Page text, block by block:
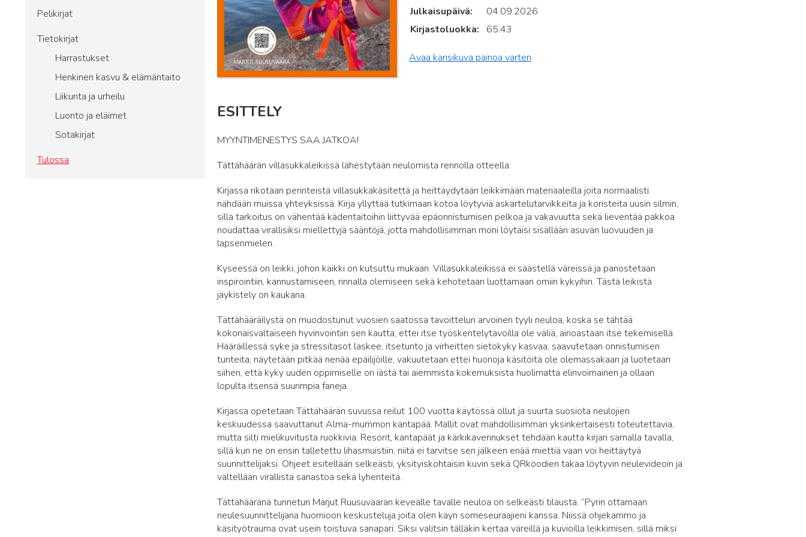
Pelikirjat
Tietokirjat
Harrastukset
Henkinen kasvu & elämäntaito
Liikunta ja urheilu
Luonto ja eläimet
Sotakirjat
Tulossa
Julkaisupäivä
04.09.2026
Kirjastoluokka
65.43
Avaa kansikuva painoa varten
ESITTELY
MYYNTIMENESTYS SAA JATKOA!
Tättähäärän villasukkaleikissä lähestytään neulomista rennolla otteella.
Kirjassa rikotaan perinteistä villasukkakäsitettä ja heittäydytään leikkimään materiaaleilla joita normaalisti
nähdään muissa yhteyksissä. Kirja yllyttää tutkimaan kotoa löytyviä askartelutarvikkeita ja koristeita uusin silmin,
sillä tarkoitus on vähentää kädentaitoihin liittyvää epäonnistumisen pelkoa ja vakavuutta sekä lieventää pakkoa
noudattaa virallisiksi miellettyjä sääntöjä, jotta mahdollisimman moni löytäisi sisällään asuvan luovuuden ja
lapsenmielen.
Kyseessä on leikki, johon kaikki on kutsuttu mukaan. Villasukkaleikissä ei säästellä väreissä ja panostetaan
inspirointiin, kannustamiseen, rinnalla olemiseen sekä kehotetaan luottamaan omiin kykyihin. Tästä leikistä
jäykistely on kaukana.
Tättähääräilystä on muodostunut vuosien saatossa tavoittelun arvoinen tyyli neuloa, koska se tähtää
kokonaisvaltaiseen hyvinvointiin sen kautta, ettei itse työskentelytavoilla ole väliä, ainoastaan itse tekemisellä.
Hääräillessä syke ja stressitasot laskee, itsetunto ja virheitten sietokyky kasvaa, saavutetaan onnistumisen
tunteita, näytetään pitkää nenää epäilijöille, vakuutetaan ettei huonoja käsitöitä ole olemassakaan ja luotetaan
siihen, että kyky uuden oppimiselle on iästä tai aiemmista kokemuksista huolimatta elinvoimainen ja ollaan
lopulta itsensä suurimpia faneja.
Kirjassa opetetaan Tättähäärän suvussa reilut 100 vuotta käytössä ollut ja suurta suosiota neulojien
keskuudessa saavuttanut Alma-mummon kantapää. Mallit ovat mahdollisimman yksinkertaisesti toteutettavia,
mutta silti mielikuvitusta ruokkivia. Resorit, kantapäät ja kärkikavennukset tehdään kautta kirjan samalla tavalla,
sillä kun ne on ensin talletettu lihasmuistiin, niitä ei tarvitse sen jälkeen enää miettiä vaan voi heittäytyä
suunnittelijaksi. Ohjeet esitellään selkeästi, yksityiskohtaisin kuvin sekä QRkoodien takaa löytyvin neulevideoin ja
vältellään virallista sanastoa sekä lyhenteitä.
Tättähääränä tunnetun Marjut Ruusuvaaran keveälle tavalle neuloa on selkeästi tilausta. ”Pyrin ottamaan
neulesuunnittelijana huomioon keskusteluja joita olen käyn someseuraajieni kanssa. Niissä ohjekammo ja
käsityötrauma ovat usein toistuva sanapari. Siksi valitsin tälläkin kertaa väreillä ja kuvioilla leikkimisen, sillä miksi